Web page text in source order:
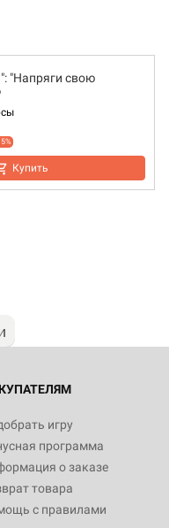
"Напряги свою
Купить
игру
программа
о заказе
товара
с правилами